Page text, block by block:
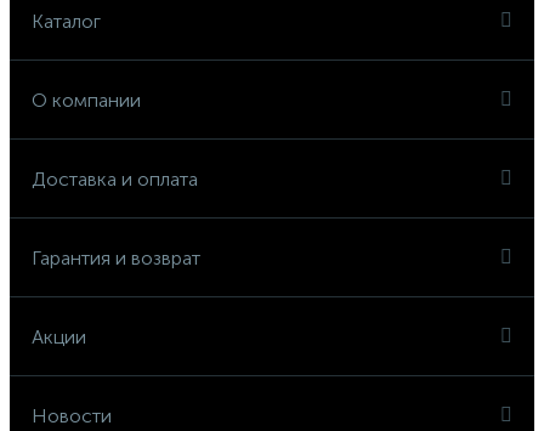
Каталог
О компании
Доставка и оплата
Гарантия и возврат
Акции
Новости